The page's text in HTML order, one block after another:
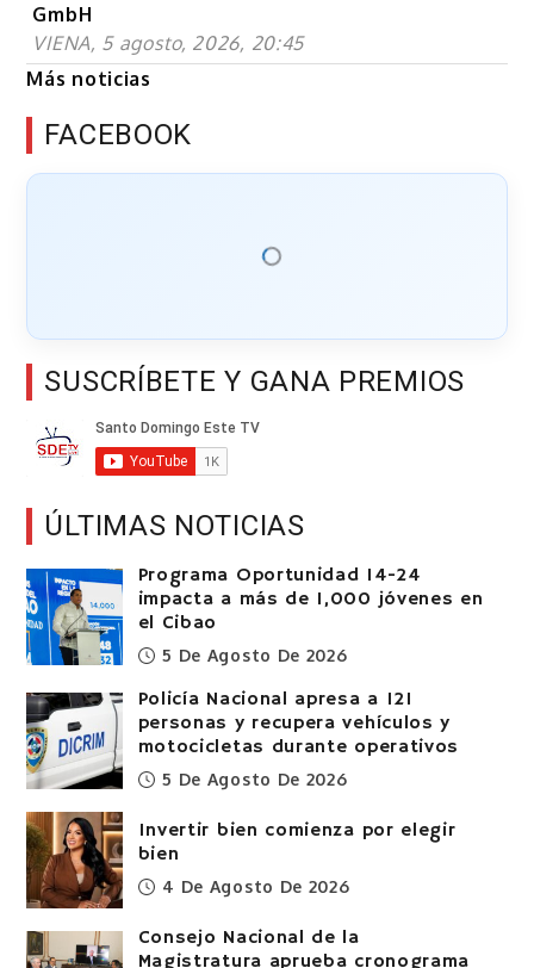
GmbH
VIENA, 5 agosto, 2026, 20:45
Más noticias
FACEBOOK
SUSCRÍBETE Y GANA PREMIOS
ÚLTIMAS NOTICIAS
Programa Oportunidad 14-24
impacta a más de 1,000 jóvenes en
el Cibao
5 De Agosto De 2026
Policía Nacional apresa a 121
personas y recupera vehículos y
motocicletas durante operativos
5 De Agosto De 2026
Invertir bien comienza por elegir
bien
4 De Agosto De 2026